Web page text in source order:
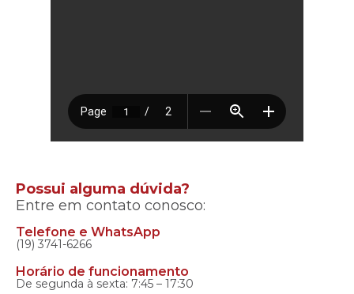
Possui alguma dúvida?
Entre em contato conosco:
Telefone e WhatsApp
(19) 3741-6266
Horário de funcionamento
De segunda à sexta: 7:45 – 17:30